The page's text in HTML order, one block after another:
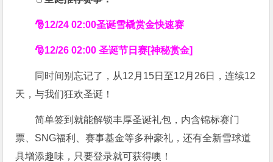
🎅12/24 02:00圣诞雪橇赏金快速赛
🎅12/26 02:00 圣诞节日赛[神秘赏金]
同时间别忘记了，从12月15日至12月26日，连续12
天，与我们狂欢圣诞！
简单签到就能解锁丰厚圣诞礼包，内含锦标赛门
票、SNG福利、赛事基金等多种豪礼，还有全新雪球道
具增添趣味，只要登录就可获得噢！